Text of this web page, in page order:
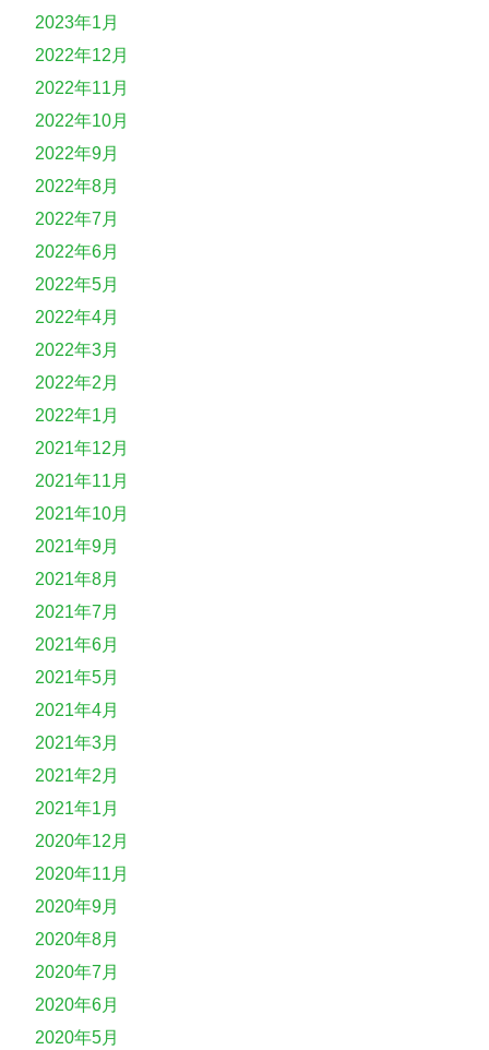
2023年1月
2022年12月
2022年11月
2022年10月
2022年9月
2022年8月
2022年7月
2022年6月
2022年5月
2022年4月
2022年3月
2022年2月
2022年1月
2021年12月
2021年11月
2021年10月
2021年9月
2021年8月
2021年7月
2021年6月
2021年5月
2021年4月
2021年3月
2021年2月
2021年1月
2020年12月
2020年11月
2020年9月
2020年8月
2020年7月
2020年6月
2020年5月